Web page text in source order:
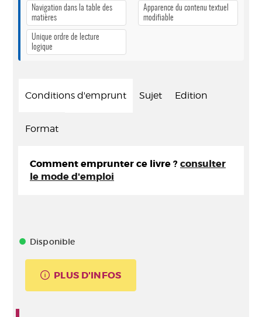
Navigation dans la table des
matières
Unique ordre de lecture
logique
Apparence du contenu textuel
modifiable
Conditions d'emprunt Sujet Edition
Format
Comment emprunter ce livre ? consulter
le mode d'emploi
Disponible
PLUS D'INFOS